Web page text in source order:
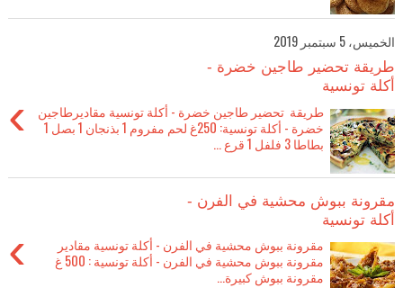
الخميس، 5 سبتمبر 2019
طريقة تحضير طاجين خضرة -
أكلة تونسية
›
طريقة تحضير طاجين خضرة - أكلة تونسية مقاديرطاجين
خضرة - أكلة تونسية: 250غ لحم مفروم 1 بذنجان 1 بصل 1
بطاطا 3 فلفل 1 قرع ...
مقرونة ببوش محشية في الفرن -
أكلة تونسية
›
مقرونة ببوش محشية في الفرن - أكلة تونسية مقادير
مقرونة ببوش محشية في الفرن - أكلة تونسية : 500 غ
مقرونة ببوش كبيرة...